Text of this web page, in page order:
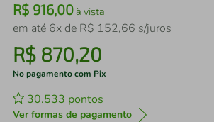
R$ 916,00à vista
em até 6x de R$ 152,66 s/juros
R$ 870,20
No pagamento com Pix
30.533 pontos
Ver formas de pagamento